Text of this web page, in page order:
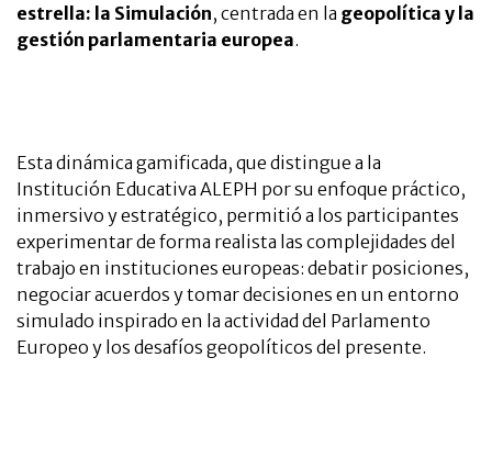
estrella: la Simulación, centrada en la geopolítica y la
gestión parlamentaria europea.
Esta dinámica gamificada, que distingue a la
Institución Educativa ALEPH por su enfoque práctico,
inmersivo y estratégico, permitió a los participantes
experimentar de forma realista las complejidades del
trabajo en instituciones europeas: debatir posiciones,
negociar acuerdos y tomar decisiones en un entorno
simulado inspirado en la actividad del Parlamento
Europeo y los desafíos geopolíticos del presente.